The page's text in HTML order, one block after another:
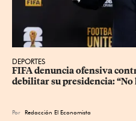
DEPORTES
FIFA denuncia ofensiva
debilitar su presidencia:
Por Redacción El Economista